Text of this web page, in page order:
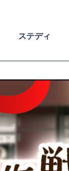
ステディ